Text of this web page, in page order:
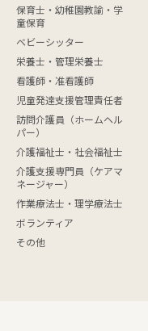
保育士・幼稚園教諭・学
童保育
ベビーシッター
栄養士・管理栄養士
看護師・准看護師
児童発達支援管理責任者
訪問介護員（ホームヘル
パー）
介護福祉士・社会福祉士
介護支援専門員（ケアマ
ネージャー）
作業療法士・理学療法士
ボランティア
その他